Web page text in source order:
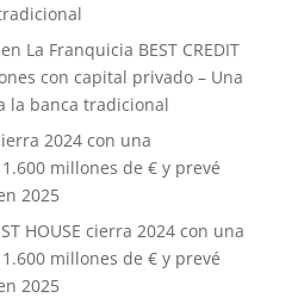
en La Franquicia BEST CREDIT
con capital privado – Una
la banca tradicional
2024 con una
millones de € y prevé
2025
HOUSE cierra 2024 con una
millones de € y prevé
2025